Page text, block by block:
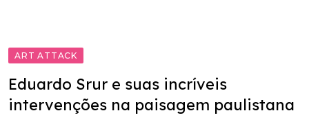
ART ATTACK
Eduardo Srur e suas incríveis
intervenções na paisagem paulistana